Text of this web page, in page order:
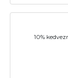
10%